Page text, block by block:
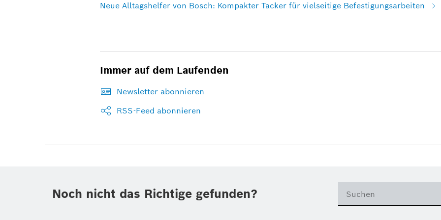
Neue Alltagshelfer von Bosch: Kompakter Tacker für vielseitige Befestigungsarbeiten
Immer auf dem Laufenden
Newsletter abonnieren
RSS-Feed abonnieren
Noch nicht das Richtige gefunden?